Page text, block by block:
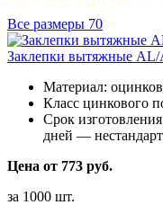
Все размеры 70
Заклепки вытяжные
Материал:
Класс цинкового
Срок
дней —
Цена от 773 руб.
за 1000 шт.